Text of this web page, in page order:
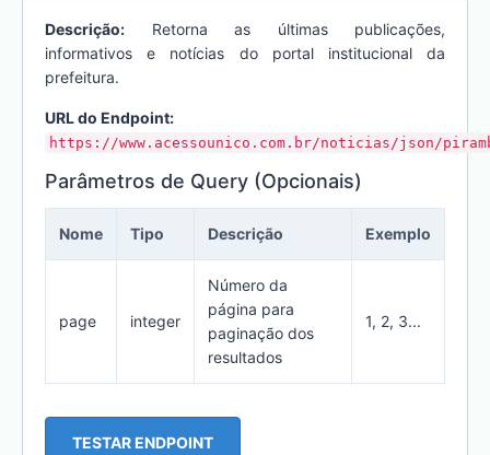
Descrição: Retorna as últimas publicações,
informativos e notícias do portal institucional da
prefeitura.
URL do Endpoint:
https://www.acessounico.com.br/noticias/json/
Parâmetros de Query (Opcionais)
Nome Tipo Descrição Exemplo
page integer
Número da
página para
paginação dos
resultados
1, 2, 3...
TESTAR ENDPOINT